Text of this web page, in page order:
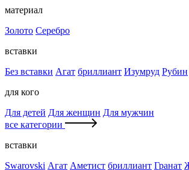
материал
Золото Серебро
вставки
Без вставки Агат бриллиант Изумруд Рубин
для кого
Для детей Для женщин Для мужчин
все категории
вставки
Swarovski Агат Аметист бриллиант Гранат